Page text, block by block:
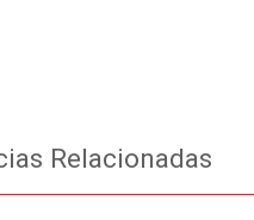
Relacionadas